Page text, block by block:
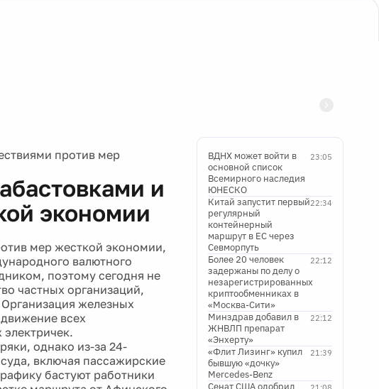
против мер
и
экономии
мер жесткой экономии,
валютного
поэтому сегодня не
частных организаций,
железных
всех
однако из-за 24-
включая пассажирские
бастуют работники
23:05
ВДНХ может войти в
основной список
Всемирного наследия
ЮНЕСКО
22:34
Китай запустит первый
регулярный
контейнерный
маршрут в ЕС через
Севморпуть
22:12
Более 20 человек
задержаны по делу о
незарегистрированных
криптообменниках в
«Москва-Сити»
22:12
Минздрав добавил в
ЖНВЛП препарат
«Энхерту»
21:39
«Флит Лизинг» купил
бывшую «дочку»
Mercedes-Benz